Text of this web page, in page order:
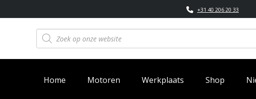
+31 40 206 20 33
Producten
zoeken
Home Motoren Werkplaats Shop